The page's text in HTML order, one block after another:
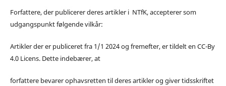
Forfattere, der publicerer deres artikler i NTfK, accepterer som
udgangspunkt følgende vilkår:
Artikler der er publiceret fra 1/1 2024 og fremefter, er tildelt en CC-By
4.0 Licens. Dette indebærer, at
forfattere bevarer ophavsretten til deres artikler og giver tidsskriftet